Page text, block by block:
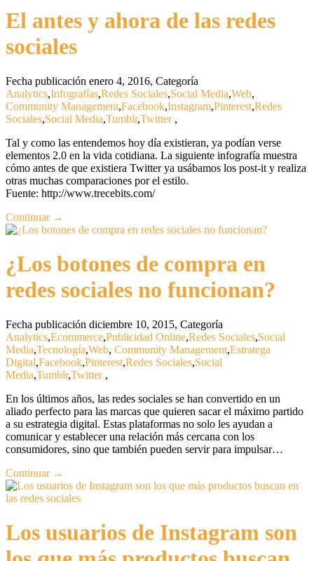
El antes y ahora de las redes
sociales
Fecha publicación enero 4, 2016, Categoría
Analytics,Infografías,Redes Sociales,Social Media,Web,
Community Management,Facebook,Instagram,Pinterest,Redes
Sociales,Social Media,Tumblr,Twitter,
Tal y como las entendemos hoy día existieran, ya podían verse
elementos 2.0 en la vida cotidiana. La siguiente infografía muestra
cómo antes de que existiera Twitter ya usábamos los post-it y realiza
otras muchas comparaciones por el estilo.
Fuente: http://www.trecebits.com/
Continuar →
¿Los botones de compra en
redes sociales no funcionan?
Fecha publicación diciembre 10, 2015, Categoría
Analytics,Ecommerce,Publicidad Online,Redes Sociales,Social
Media,Tecnología,Web, Community Management,Estratega
Digital,Facebook,Pinterest,Redes Sociales,Social
Media,Tumblr,Twitter,
En los últimos años, las redes sociales se han convertido en un
aliado perfecto para las marcas que quieren sacar el máximo partido
a su estrategia digital. Estas plataformas no solo les ayudan a
comunicar y establecer una relación más cercana con los
consumidores, sino que también pueden servir para impulsar…
Continuar →
Los usuarios de Instagram son